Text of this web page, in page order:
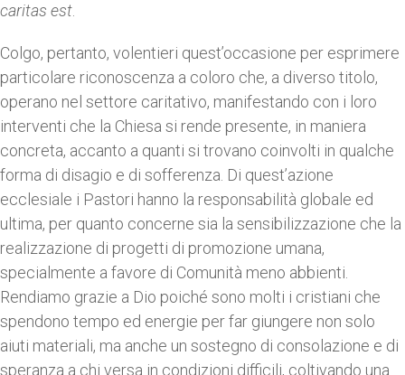
caritas est
Colgo, pertanto, volentieri quest’occasione per esprimere
particolare riconoscenza a coloro che, a diverso titolo,
operano nel settore caritativo, manifestando con i loro
interventi che la Chiesa si rende presente, in maniera
concreta, accanto a quanti si trovano coinvolti in qualche
forma di disagio e di sofferenza. Di quest’azione
ecclesiale i Pastori hanno la responsabilità globale ed
ultima, per quanto concerne sia la sensibilizzazione che la
realizzazione di progetti di promozione umana,
specialmente a favore di Comunità meno abbienti.
Rendiamo grazie a Dio poiché sono molti i cristiani che
spendono tempo ed energie per far giungere non solo
aiuti materiali, ma anche un sostegno di consolazione e di
speranza a chi versa in condizioni difficili, coltivando una